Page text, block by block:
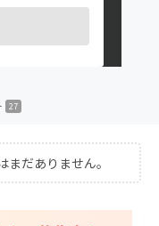
27
だありません。